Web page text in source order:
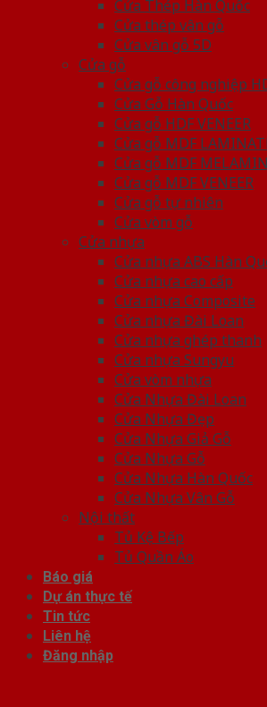
Cửa Thép Hàn Quốc
Cửa thép vân gỗ
Cửa vân gỗ 5D
Cửa gỗ
Cửa gỗ công nghiệp
Cửa Gỗ Hàn Quốc
Cửa gỗ HDF VENEER
Cửa gỗ MDF
Cửa gỗ MDF
Cửa gỗ MDF VENEER
Cửa gỗ tự nhiên
Cửa vòm gỗ
Cửa nhựa
Cửa nhựa ABS Hàn
Cửa nhựa cao cấp
Cửa nhựa Composite
Cửa nhựa Đài Loan
Cửa nhựa ghép thanh
Cửa nhựa Sungyu
Cửa vòm nhựa
Cửa Nhựa Đài Loan
Cửa Nhựa Đẹp
Cửa Nhựa Giả Gỗ
Cửa Nhựa Gỗ
Cửa Nhựa Hàn Quốc
Cửa Nhựa Vân Gỗ
Nội thất
Tủ Kệ Bếp
Tủ Quần Áo
Báo giá
Dự án thực tế
Tin tức
Liên hệ
Đăng nhập